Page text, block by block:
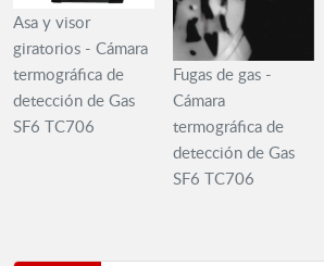
Asa y visor
giratorios - Cámara
termográfica de
detección de Gas
SF6 TC706
Fugas de gas -
Cámara
termográfica de
detección de Gas
SF6 TC706